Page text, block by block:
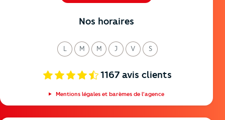
Nos horaires
L
undi
M
ardi
M
ercredi
J
eudi
V
endredi
S
amedi
1167avis clients
Mentions légales et barèmes de l'agence